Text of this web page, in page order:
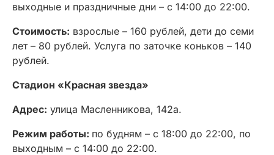
выходные и праздничные дни – с 14:00 до 22:00.
Стоимость: взрослые – 160 рублей, дети до семи
лет – 80 рублей. Услуга по заточке коньков – 140
рублей.
Стадион «Красная звезда»
Адрес: улица Масленникова, 142а.
Режим работы: по будням – с 18:00 до 22:00, по
выходным – с 14:00 до 22:00.